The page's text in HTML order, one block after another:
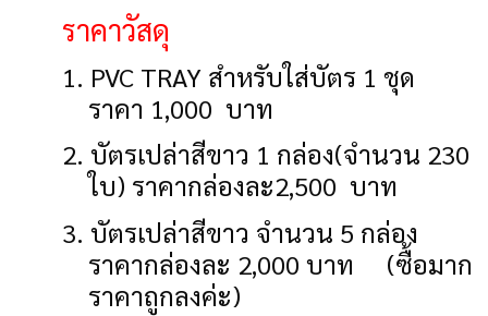
ราคาวัสดุ
1. PVC TRAY สำหรับใส่บัตร 1 ชุด
ราคา 1,000 บาท
2. บัตรเปล่าสีขาว 1 กล่อง(จำนวน 230
ใบ) ราคากล่องละ2,500 บาท
3. บัตรเปล่าสีขาว จำนวน 5 กล่อง
ราคากล่องละ 2,000 บาท
(ซื้อมาก
ราคาถูกลงค่ะ)